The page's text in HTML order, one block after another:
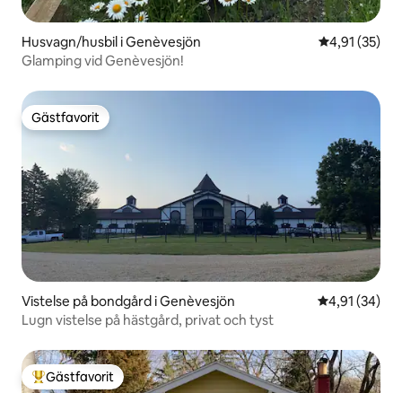
Husvagn/husbil i Genèvesjön 4,91 av 5 i
4,91 (35)
Glamping vid Genèvesjön!
Gästfavorit
Gästfavorit
Vistelse på bondgård i Genèvesjön 4,91 av 5 i
4,91 (34)
Lugn vistelse på hästgård, privat och tyst
Populär gästfavorit
Gästfavorit